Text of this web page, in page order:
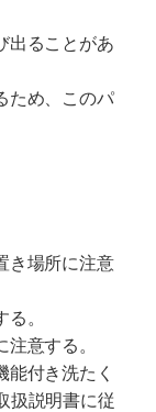
出ることがあ
ため、このパ
き場所に注意
。
意する。
付き洗たく
扱説明書に従